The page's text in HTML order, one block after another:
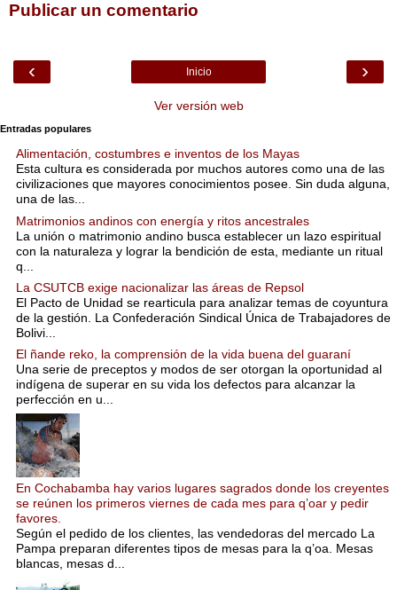
Publicar un comentario
‹ ›
Inicio
Ver versión web
Entradas populares
Alimentación, costumbres e inventos de los Mayas
Esta cultura es considerada por muchos autores como una de las
civilizaciones que mayores conocimientos posee. Sin duda alguna,
una de las...
Matrimonios andinos con energía y ritos ancestrales
La unión o matrimonio andino busca establecer un lazo espiritual
con la naturaleza y lograr la bendición de esta, mediante un ritual
q...
La CSUTCB exige nacionalizar las áreas de Repsol
El Pacto de Unidad se rearticula para analizar temas de coyuntura
de la gestión. La Confederación Sindical Única de Trabajadores de
Bolivi...
El ñande reko, la comprensión de la vida buena del guaraní
Una serie de preceptos y modos de ser otorgan la oportunidad al
indígena de superar en su vida los defectos para alcanzar la
perfección en u...
En Cochabamba hay varios lugares sagrados donde los creyentes
se reúnen los primeros viernes de cada mes para q’oar y pedir
favores.
Según el pedido de los clientes, las vendedoras del mercado La
Pampa preparan diferentes tipos de mesas para la q’oa. Mesas
blancas, mesas d...